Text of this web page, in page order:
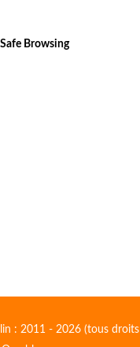
: 2011 - 2026 (tous droits